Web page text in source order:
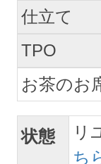
仕立て
TPO
お茶のお
状態 リ
ち